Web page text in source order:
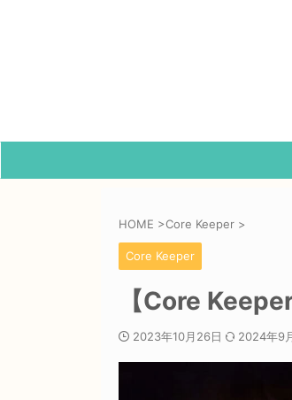
HOME >Core Keeper >
Core Keeper
【Core
2023年10月26日 2024年9